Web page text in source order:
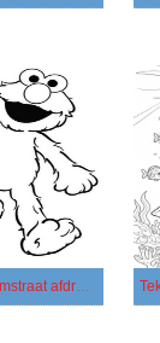
Tekenen Sesamstraat afdrukbaar eenvoudig